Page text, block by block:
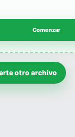
otro archivo